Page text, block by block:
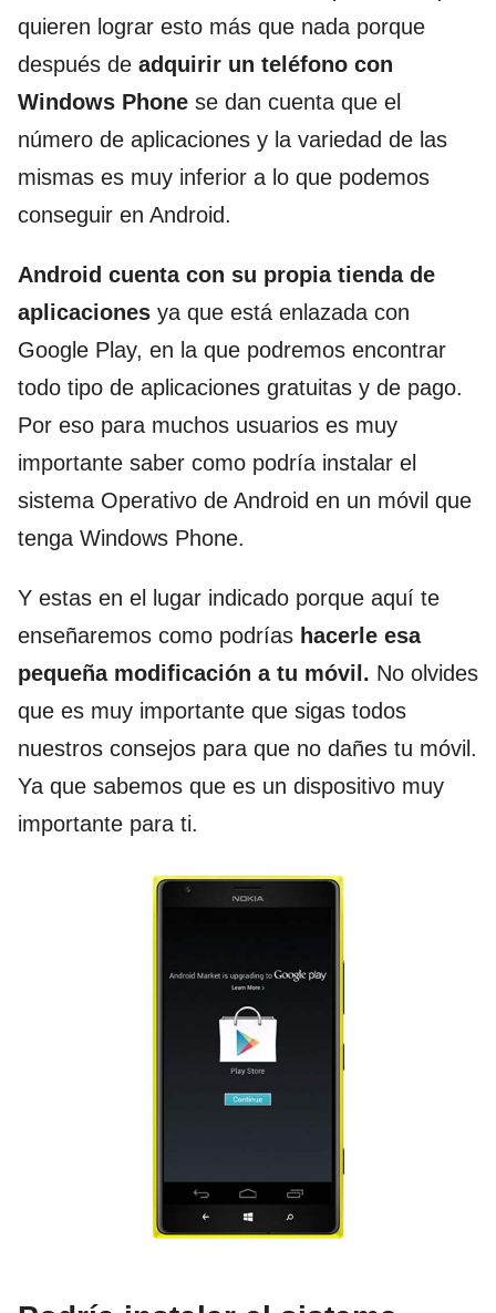
quieren lograr esto más que nada porque
después de adquirir un teléfono con
Windows Phone se dan cuenta que el
número de aplicaciones y la variedad de las
mismas es muy inferior a lo que podemos
conseguir en Android.
Android cuenta con su propia tienda de
aplicaciones ya que está enlazada con
Google Play, en la que podremos encontrar
todo tipo de aplicaciones gratuitas y de pago.
Por eso para muchos usuarios es muy
importante saber como podría instalar el
sistema Operativo de Android en un móvil que
tenga Windows Phone.
Y estas en el lugar indicado porque aquí te
enseñaremos como podrías hacerle esa
pequeña modificación a tu móvil. No olvides
que es muy importante que sigas todos
nuestros consejos para que no dañes tu móvil.
Ya que sabemos que es un dispositivo muy
importante para ti.